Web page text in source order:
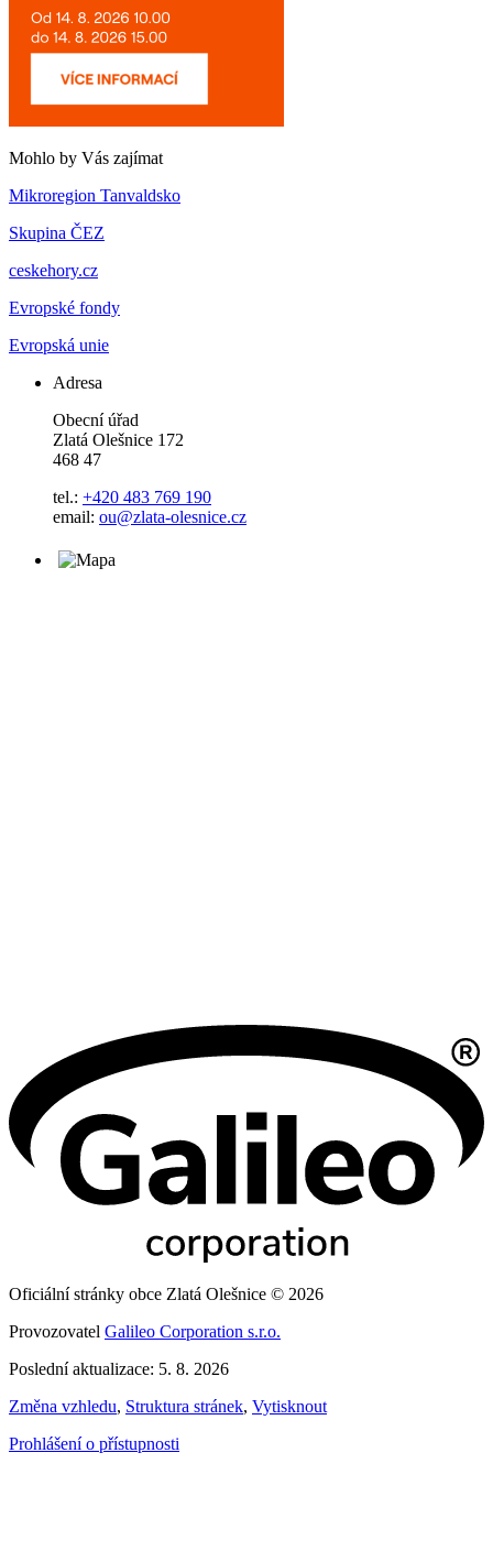
Mohlo by Vás zajímat
Mikroregion Tanvaldsko
Skupina ČEZ
ceskehory.cz
Evropské fondy
Evropská unie
Adresa
Obecní úřad
Zlatá Olešnice 172
468 47
tel.: +420 483 769 190
email: ou@zlata-olesnice.cz
Oficiální stránky obce Zlatá Olešnice © 2026
Provozovatel Galileo Corporation s.r.o.
Poslední aktualizace: 5. 8. 2026
Změna vzhledu, Struktura stránek, Vytisknout
Prohlášení o přístupnosti